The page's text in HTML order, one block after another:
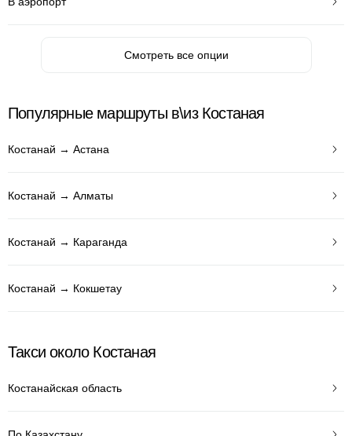
Смотреть все опции
Популярные маршруты в\из Костаная
Костанай → Астана
Костанай → Алматы
Костанай → Караганда
Костанай → Кокшетау
Такси около Костаная
Костанайская область